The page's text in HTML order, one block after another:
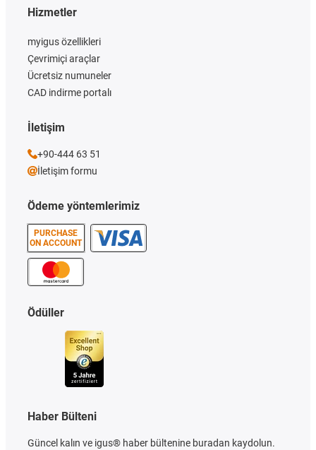
Ödeme yöntemlerimiz
PURCHASE
ON ACCOUNT
Hizmetler
myigus özellikleri
Çevrimiçi araçlar
Ücretsiz numuneler
CAD indirme portalı
Ödüller
Haber Bülteni
Güncel kalın ve igus® haber bültenine buradan kaydolun.
İletişim
+90-444 63 51
İletişim formu